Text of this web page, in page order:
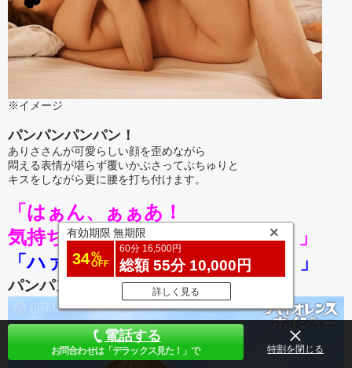
※イメージ
パンパンパンパン！
ありささんが可愛らしい顔を歪めながら
悶える表情が堪らず覆いかぶさってぶちゅりと
キスをしながら更に腰を打ち付けます。
「はぁん、ぁぁあ！
気持ちいい！イッちゃぅぅう〜！」
「ハァ、ハァダメだ俺もイグッ！」
パンパンパンパンパンパン！
電話する
お問合わせは「デラックス見た！」で 特別割引
有効期限 無期限
34%
OFF
60分 16,500円
総額 55分 10,000円
詳しく見る